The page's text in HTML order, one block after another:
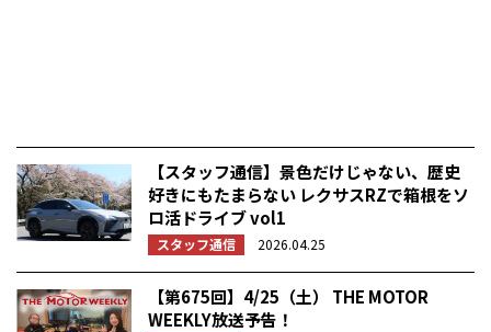
【スタッフ通信】景色だけじゃない、歴史
好きにもたまらない レクサスRZで箱根をソ
ロ活ドライブ vol1
スタッフ通信 2026.04.25
【第675回】4/25（土） THE MOTOR
WEEKLY放送予告！